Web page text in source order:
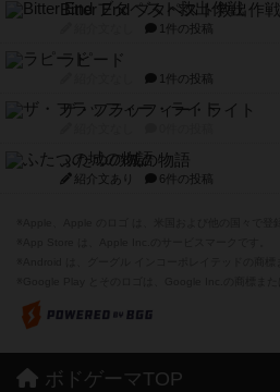
Bitter End ブタペスト救出作戦
1件の投稿
ラピード
1件の投稿
ザ・フラッフィー・ライト
ふたつの城の物語
紹介文あり 6件の投稿
ボドゲーマTOP